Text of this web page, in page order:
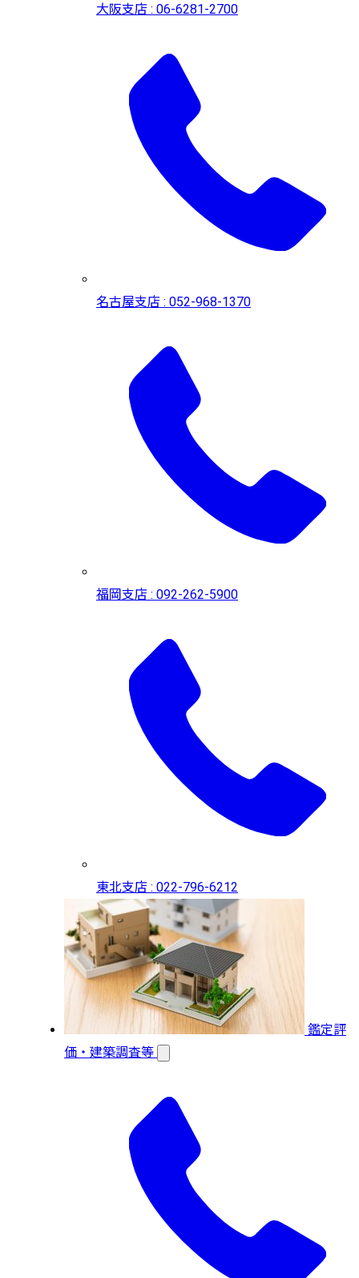
大阪支店 : 06-6281-2700
名古屋支店 : 052-968-1370
福岡支店 : 092-262-5900
東北支店 : 022-796-6212
鑑定評
価・建築調査等